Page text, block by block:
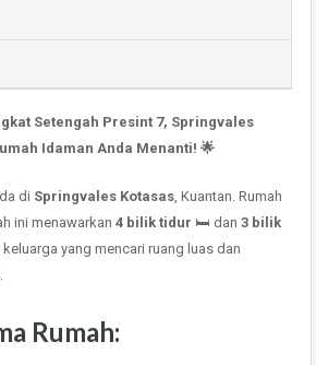
Setengah Presint 7, Springvales
Idaman Anda Menanti! 🌟
di Springvales Kotasas, Kuantan. Rumah
ini menawarkan 4 bilik tidur 🛏️ dan 3 bilik
yang mencari ruang luas dan
Rumah: